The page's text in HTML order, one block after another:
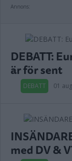
Annons:
DEBATT:
är för sent
DEBATT 01
med DV &